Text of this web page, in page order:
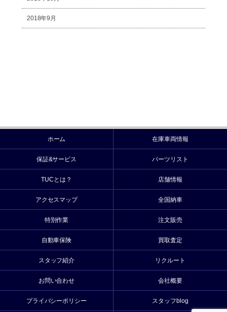
2018年9月
ホーム 在庫車両情報
保証&サービス パーツリスト
TUCとは？ 店舗情報
アクセスマップ 全国納車
特別作業 注文販売
自動車保険 買取査定
スタッフ紹介 リクルート
お問い合わせ 会社概要
プライバシーポリシー スタッフblog